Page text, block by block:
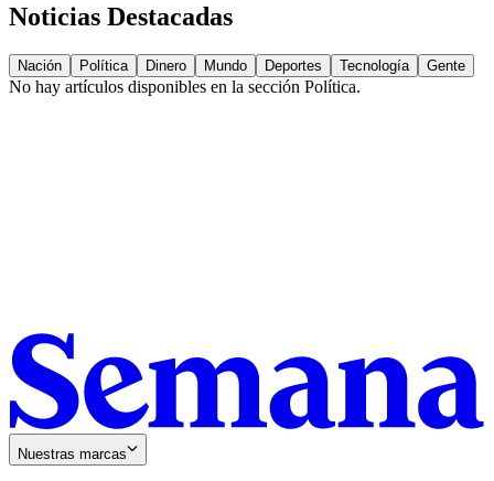
Noticias Destacadas
Nación Política Dinero Mundo Deportes Tecnología Gente
No hay artículos disponibles en la sección Política.
Nuestras marcas